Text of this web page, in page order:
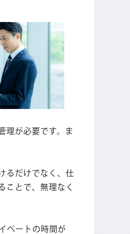
理が必要です。ま
るだけでなく、仕
ことで、無理なく
ベートの時間が